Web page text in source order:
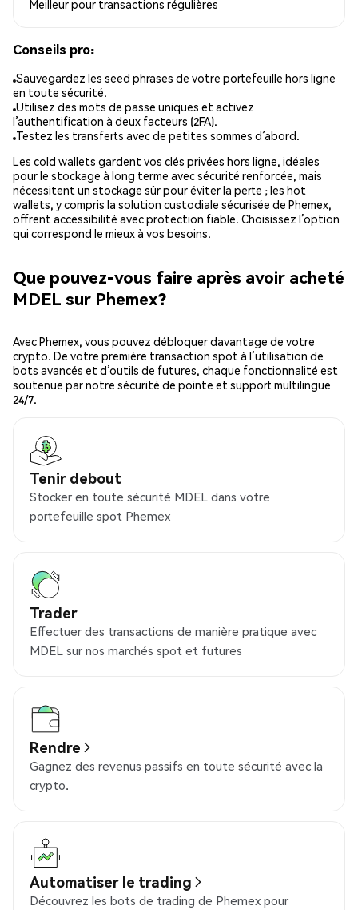
Meilleur pour transactions régulières
Conseils pro:
Sauvegardez les seed phrases de votre portefeuille hors ligne
en toute sécurité.
Utilisez des mots de passe uniques et activez
l’authentification à deux facteurs (2FA).
Testez les transferts avec de petites sommes d’abord.
Les cold wallets gardent vos clés privées hors ligne, idéales
pour le stockage à long terme avec sécurité renforcée, mais
nécessitent un stockage sûr pour éviter la perte ; les hot
wallets, y compris la solution custodiale sécurisée de Phemex,
offrent accessibilité avec protection fiable. Choisissez l’option
qui correspond le mieux à vos besoins.
Que pouvez-vous faire après avoir acheté
MDEL sur Phemex?
Avec Phemex, vous pouvez débloquer davantage de votre
crypto. De votre première transaction spot à l’utilisation de
bots avancés et d’outils de futures, chaque fonctionnalité est
soutenue par notre sécurité de pointe et support multilingue
24/7.
Tenir debout
Stocker en toute sécurité MDEL dans votre
portefeuille spot Phemex
Trader
Effectuer des transactions de manière pratique avec
MDEL sur nos marchés spot et futures
Rendre
Gagnez des revenus passifs en toute sécurité avec la
crypto.
Automatiser le trading
Découvrez les bots de trading de Phemex pour